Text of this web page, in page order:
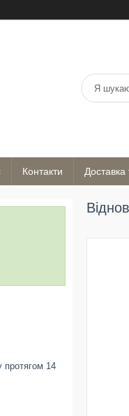
Контакти Доставка
протягом 14